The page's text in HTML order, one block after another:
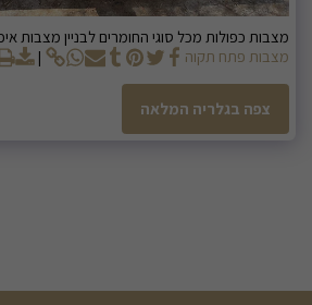
מצבות כפולות מכל סוגי החומרים לבניין מצבות
מצבות פתח תקוה
צפה בגלריה המלאה